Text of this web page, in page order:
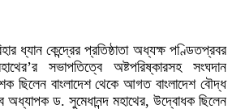
ধ্যান কেন্দ্রের প্রতিষ্ঠাতা অধ্যক্ষ পণ্ডিতপ্রবর
সভাপতিত্বে অষ্টপরিষ্কারসহ সংঘদান
ছিলেন বাংলাদেশ থেকে আগত বাংলাদেশ বৌদ্ধ
অধ্যাপক ড. সুমেধানন্দ মহাথের, উদ্বোধক ছিলেন